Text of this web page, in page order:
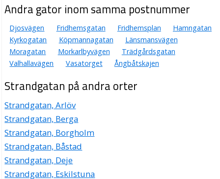
Mora Köpstad ekonomiska förening
Mats Gustaf Ångman
Strandgatan 8, 79230 Mora
Andra gator inom samma postnummer
Djosvägen Fridhemsgatan Fridhemsplan
Hamngatan
Kyrkogatan
Köpmannagatan
Länsmansvägen
Moragatan
Morkarlbyvägen
Trädgårdsgatan
Valhallavägen
Vasatorget Ångbåtskajen
Strandgatan på andra orter
Strandgatan, Arlöv
Strandgatan, Berga
Strandgatan, Borgholm
Strandgatan, Båstad
Strandgatan, Deje
Strandgatan, Eskilstuna